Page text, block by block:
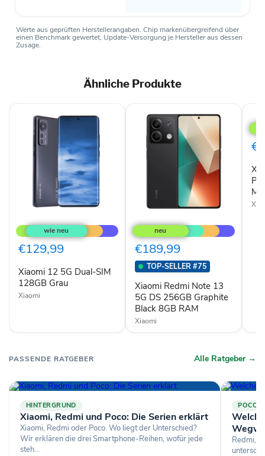
Werte aus geprüften Herstellerangaben. Chip markenübergreifend über
einen Benchmark gewertet, Update-Versorgung je Hersteller aus dessen
Zusage.
Ähnliche Produkte
12
5G
Dual-
SIM
Grau
€129,99
Xiaomi 12 5G Dual-SIM
128GB Grau
Xiaomi
Redmi
Note
13
5G
DS
256GB
Graphite
Black
8GB
RAM
€189,99
TOP-SELLER #75
Xiaomi Redmi Note 13
5G DS 256GB Graphite
Black 8GB RAM
Xiaomi
12
Pro
SIM
PASSENDE RATGEBER Alle Ratgeber →
HINTERGRUND
Xiaomi, Redmi und Poco: Die Serien erklärt
Xiaomi, Redmi oder Poco. Wo liegt der Unterschied?
Wir erklären die drei Smartphone-Reihen, wofür jede
steh...
POCO
Redmi,